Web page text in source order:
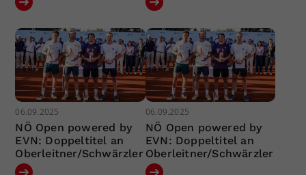
06.09.2025
NÖ Open powered by
EVN: Doppeltitel an
Oberleitner/Schwärzler
06.09.2025
NÖ Open powered by
EVN: Doppeltitel an
Oberleitner/Schwärzler